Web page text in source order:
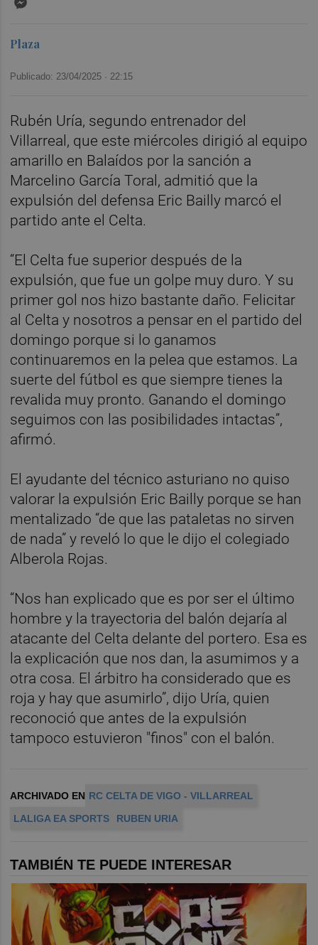
Plaza
Publicado: 23/04/2025 · 22:15
Rubén Uría, segundo entrenador del
Villarreal, que este miércoles dirigió al equipo
amarillo en Balaídos por la sanción a
Marcelino García Toral, admitió que la
expulsión del defensa Eric Bailly marcó el
partido ante el Celta.
“El Celta fue superior después de la
expulsión, que fue un golpe muy duro. Y su
primer gol nos hizo bastante daño. Felicitar
al Celta y nosotros a pensar en el partido del
domingo porque si lo ganamos
continuaremos en la pelea que estamos. La
suerte del fútbol es que siempre tienes la
revalida muy pronto. Ganando el domingo
seguimos con las posibilidades intactas”,
afirmó.
El ayudante del técnico asturiano no quiso
valorar la expulsión Eric Bailly porque se han
mentalizado “de que las pataletas no sirven
de nada” y reveló lo que le dijo el colegiado
Alberola Rojas.
“Nos han explicado que es por ser el último
hombre y la trayectoria del balón dejaría al
atacante del Celta delante del portero. Esa es
la explicación que nos dan, la asumimos y a
otra cosa. El árbitro ha considerado que es
roja y hay que asumirlo”, dijo Uría, quien
reconoció que antes de la expulsión
tampoco estuvieron "finos" con el balón.
ARCHIVADO EN RC CELTA DE VIGO - VILLARREAL
LALIGA EA SPORTS
RUBEN URIA
TAMBIÉN TE PUEDE INTERESAR